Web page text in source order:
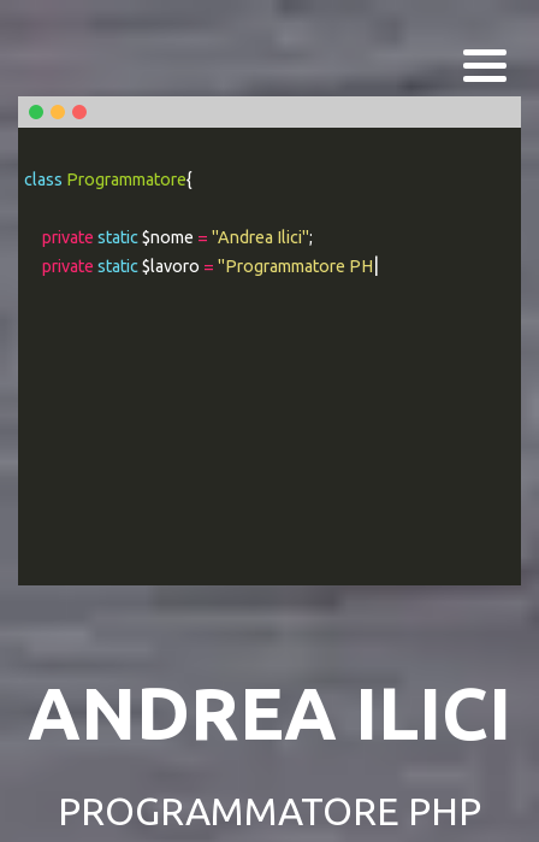
class Programmatore{
private static$nome = "Andrea Ilici";
private static$lavoro = "Programmatore PHP Esperto"
ANDREA ILICI
PROGRAMMATORE PHP